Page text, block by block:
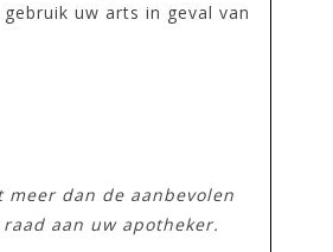
uw arts in geval van
dan de aanbevolen
aan uw apotheker.